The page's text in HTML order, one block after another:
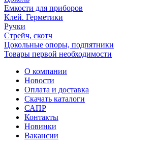
Емкости для приборов
Клей. Герметики
Ручки
Стрейч, скотч
Цокольные опоры, подпятники
Товары первой необходимости
О компании
Новости
Оплата и доставка
Скачать каталоги
САПР
Контакты
Новинки
Вакансии